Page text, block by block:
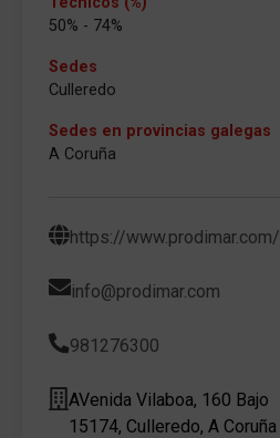
50% - 74%
Sedes
Culleredo
Sedes en provincias galegas
A Coruña
https://www.prodimar.com/
info@prodimar.com
981276300
AVenida Vilaboa, 160 Bajo
15174, Culleredo, A Coruña